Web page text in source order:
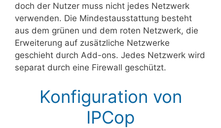
doch der Nutzer muss nicht jedes Netzwerk
verwenden. Die Mindestausstattung besteht
aus dem grünen und dem roten Netzwerk, die
Erweiterung auf zusätzliche Netzwerke
geschieht durch Add-ons. Jedes Netzwerk wird
separat durch eine Firewall geschützt.
Konfiguration von
IPCop